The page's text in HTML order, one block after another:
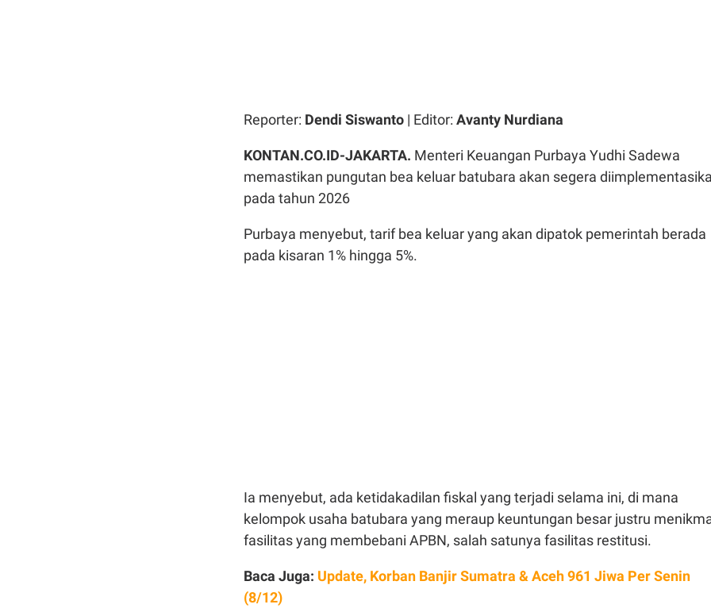
Reporter: Dendi Siswanto | Editor: Avanty Nurdiana
KONTAN.CO.ID-JAKARTA. Menteri Keuangan Purbaya Yudhi Sadewa
memastikan pungutan bea keluar batubara akan segera
pada tahun 2026
Purbaya menyebut, tarif bea keluar yang akan dipatok pemerintah berada
pada kisaran 1% hingga 5%.
Ia menyebut, ada ketidakadilan fiskal yang terjadi selama ini, di mana
kelompok usaha batubara yang meraup keuntungan besar justru
fasilitas yang membebani APBN, salah satunya fasilitas restitusi.
Baca Juga: Update, Korban Banjir Sumatra & Aceh 961 Jiwa Per Senin
(8/12)